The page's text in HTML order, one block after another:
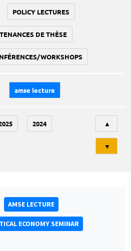
POLICY LECTURES
DE THÈSE
WORKSHOPS
amse lecture
2024 ▲
▼
AMSE LECTURE
ECONOMY SEMINAR